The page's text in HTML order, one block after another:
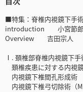
■特集：脊椎内視鏡下
introduction 小宮節
Overview 吉田宗人
Ⅰ. 頚椎部脊椎内視鏡下
頚椎疾患に対する内
内視鏡下椎間孔形成
内視鏡下椎弓切除術